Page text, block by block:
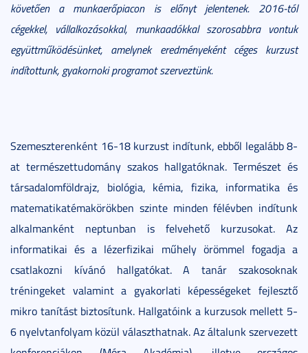
követően a munkaerőpiacon is előnyt jelentenek. 2016-tól
cégekkel, vállalkozásokkal, munkaadókkal szorosabbra vontuk
együttműködésünket, amelynek eredményeként céges kurzust
indítottunk, gyakornoki programot szerveztünk.
Szemeszterenként 16-18 kurzust indítunk, ebből legalább 8-
at természettudomány szakos hallgatóknak. Természet és
társadalomföldrajz, biológia, kémia, fizika, informatika és
matematikatémakörökben szinte minden félévben indítunk
alkalmanként neptunban is felvehető kurzusokat. Az
informatikai és a lézerfizikai műhely örömmel fogadja a
csatlakozni kívánó hallgatókat. A tanár szakosoknak
tréningeket valamint a gyakorlati képességeket fejlesztő
mikro tanítást biztosítunk. Hallgatóink a kurzusok mellett 5-
6 nyelvtanfolyam közül választhatnak. Az általunk szervezett